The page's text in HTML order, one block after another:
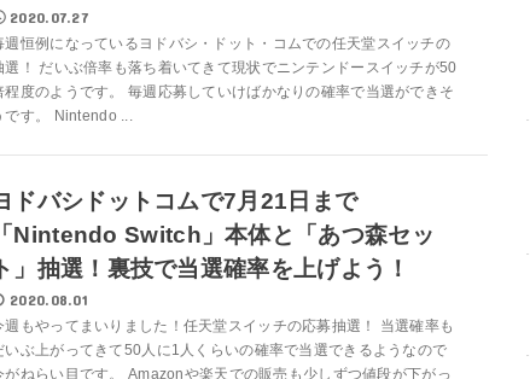
2020.07.27
週恒例になっているヨドバシ・ドット・コムでの任天堂スイッチの
選！ だいぶ倍率も落ち着いてきて現状でニンテンドースイッチが50
程度のようです。 毎週応募していけばかなりの確率で当選ができそ
です。 Nintendo ...
ドバシドットコムで7月21日まで
Nintendo Switch」本体と「あつ森セッ
」抽選！裏技で当選確率を上げよう！
2020.08.01
週もやってまいりました！任天堂スイッチの応募抽選！ 当選確率も
いぶ上がってきて50人に1人くらいの確率で当選できるようなので
がねらい目です。 Amazonや楽天での販売も少しずつ値段が下がっ